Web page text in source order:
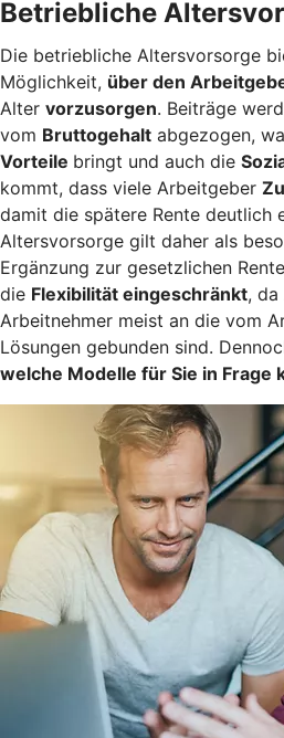
Betriebliche
Die betriebliche Altersvorsorge
Möglichkeit, über den
Alter vorzusorgen. Beiträge
vom Bruttogehalt abgezogen,
Vorteile bringt und auch die
kommt, dass viele Arbeitgeber
damit die spätere Rente deutlich
Altersvorsorge gilt daher als
Ergänzung zur gesetzlichen
die Flexibilität eingeschränkt, da
Arbeitnehmer meist an die vom
Lösungen gebunden sind.
welche Modelle für Sie in Frage